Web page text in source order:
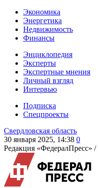
Экономика
Энергетика
Недвижимость
Финансы
Энциклопедия
Эксперты
Экспертные мнения
Личный взгляд
Интервью
Подписка
Спецпроекты
Свердловская область
30 января 2025, 14:38 0
Редакция «ФедералПресс» /